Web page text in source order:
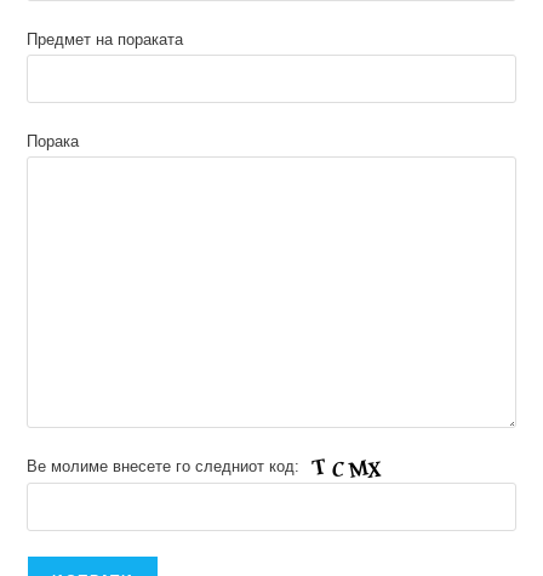
Предмет на пораката
Порака
Ве молиме внесете го следниот код: